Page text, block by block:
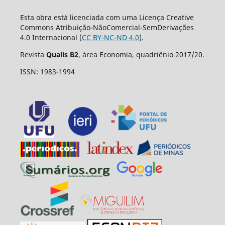
Esta obra está licenciada com uma Licença Creative
Commons Atribuição-NãoComercial-SemDerivações
4.0 Internacional (CC BY-NC-ND 4.0).
Revista Qualis B2, área Economia, quadriênio 2017/20.
ISSN: 1983-1994